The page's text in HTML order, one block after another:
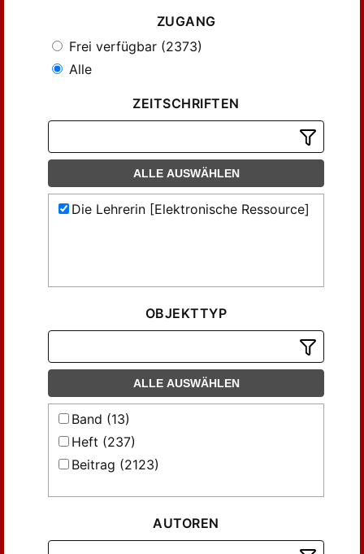
ZUGANG
Frei verfügbar (2373)
Alle
ZEITSCHRIFTEN
ALLE AUSWÄHLEN
Die Lehrerin [Elektronische Ressource]
OBJEKTTYP
ALLE AUSWÄHLEN
Band (13)
Heft (237)
Beitrag (2123)
AUTOREN